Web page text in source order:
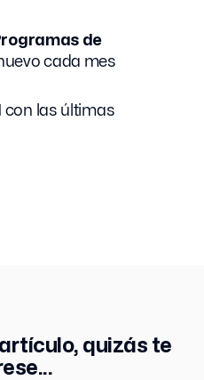
de
cada mes
con las últimas
quizás te